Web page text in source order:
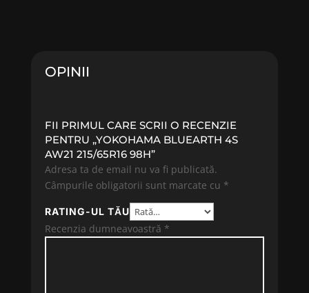
OPINII
FII PRIMUL CARE SCRII O RECENZIE
PENTRU „YOKOHAMA BLUEARTH 4S
AW21 215/65R16 98H”
Adresa ta de email nu va fi publicată.
Câmpurile obligatorii sunt marcate cu *
RATING-UL TĂU
Recenzia dumneavoastră *